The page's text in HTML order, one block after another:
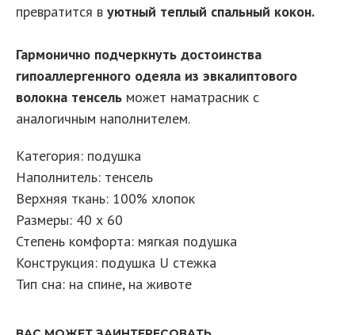
превратится в уютный теплый спальный кокон.
Гармонично подчеркнуть достоинства
гипоаллергенного одеяла из эвкалиптового
волокна тенсель может наматрасник с
аналогичным наполнителем.
Категория: подушка
Наполнитель: тенсель
Верхняя ткань: 100% хлопок
Размеры: 40 х 60
Степень комфорта: мягкая подушка
Конструкция: подушка U стежка
Тип сна: на спине, на животе